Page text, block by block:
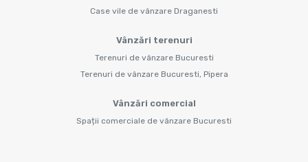
Case vile de vânzare Draganesti
Vânzări terenuri
Terenuri de vânzare Bucuresti
Terenuri de vânzare Bucuresti, Pipera
Vânzări comercial
Spații comerciale de vânzare Bucuresti